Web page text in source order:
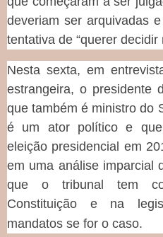
deveriam ser arquivadas
tentativa de “querer decidir
Nesta sexta, em
estrangeira, o presidente
que também é ministro do
é um ator político e
eleição presidencial em
em uma análise imparcial
que o tribunal tem
Constituição e na
mandatos se for o caso.